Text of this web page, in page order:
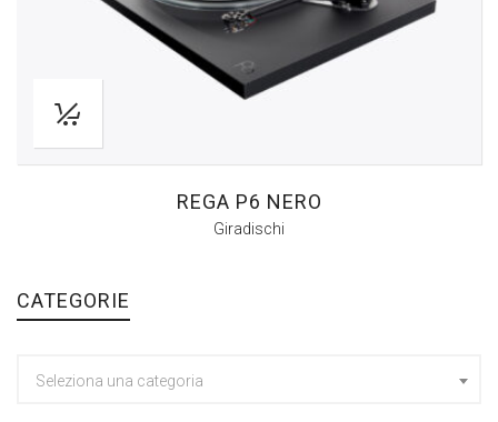
REGA P6 NERO
Giradischi
CATEGORIE
Seleziona una categoria